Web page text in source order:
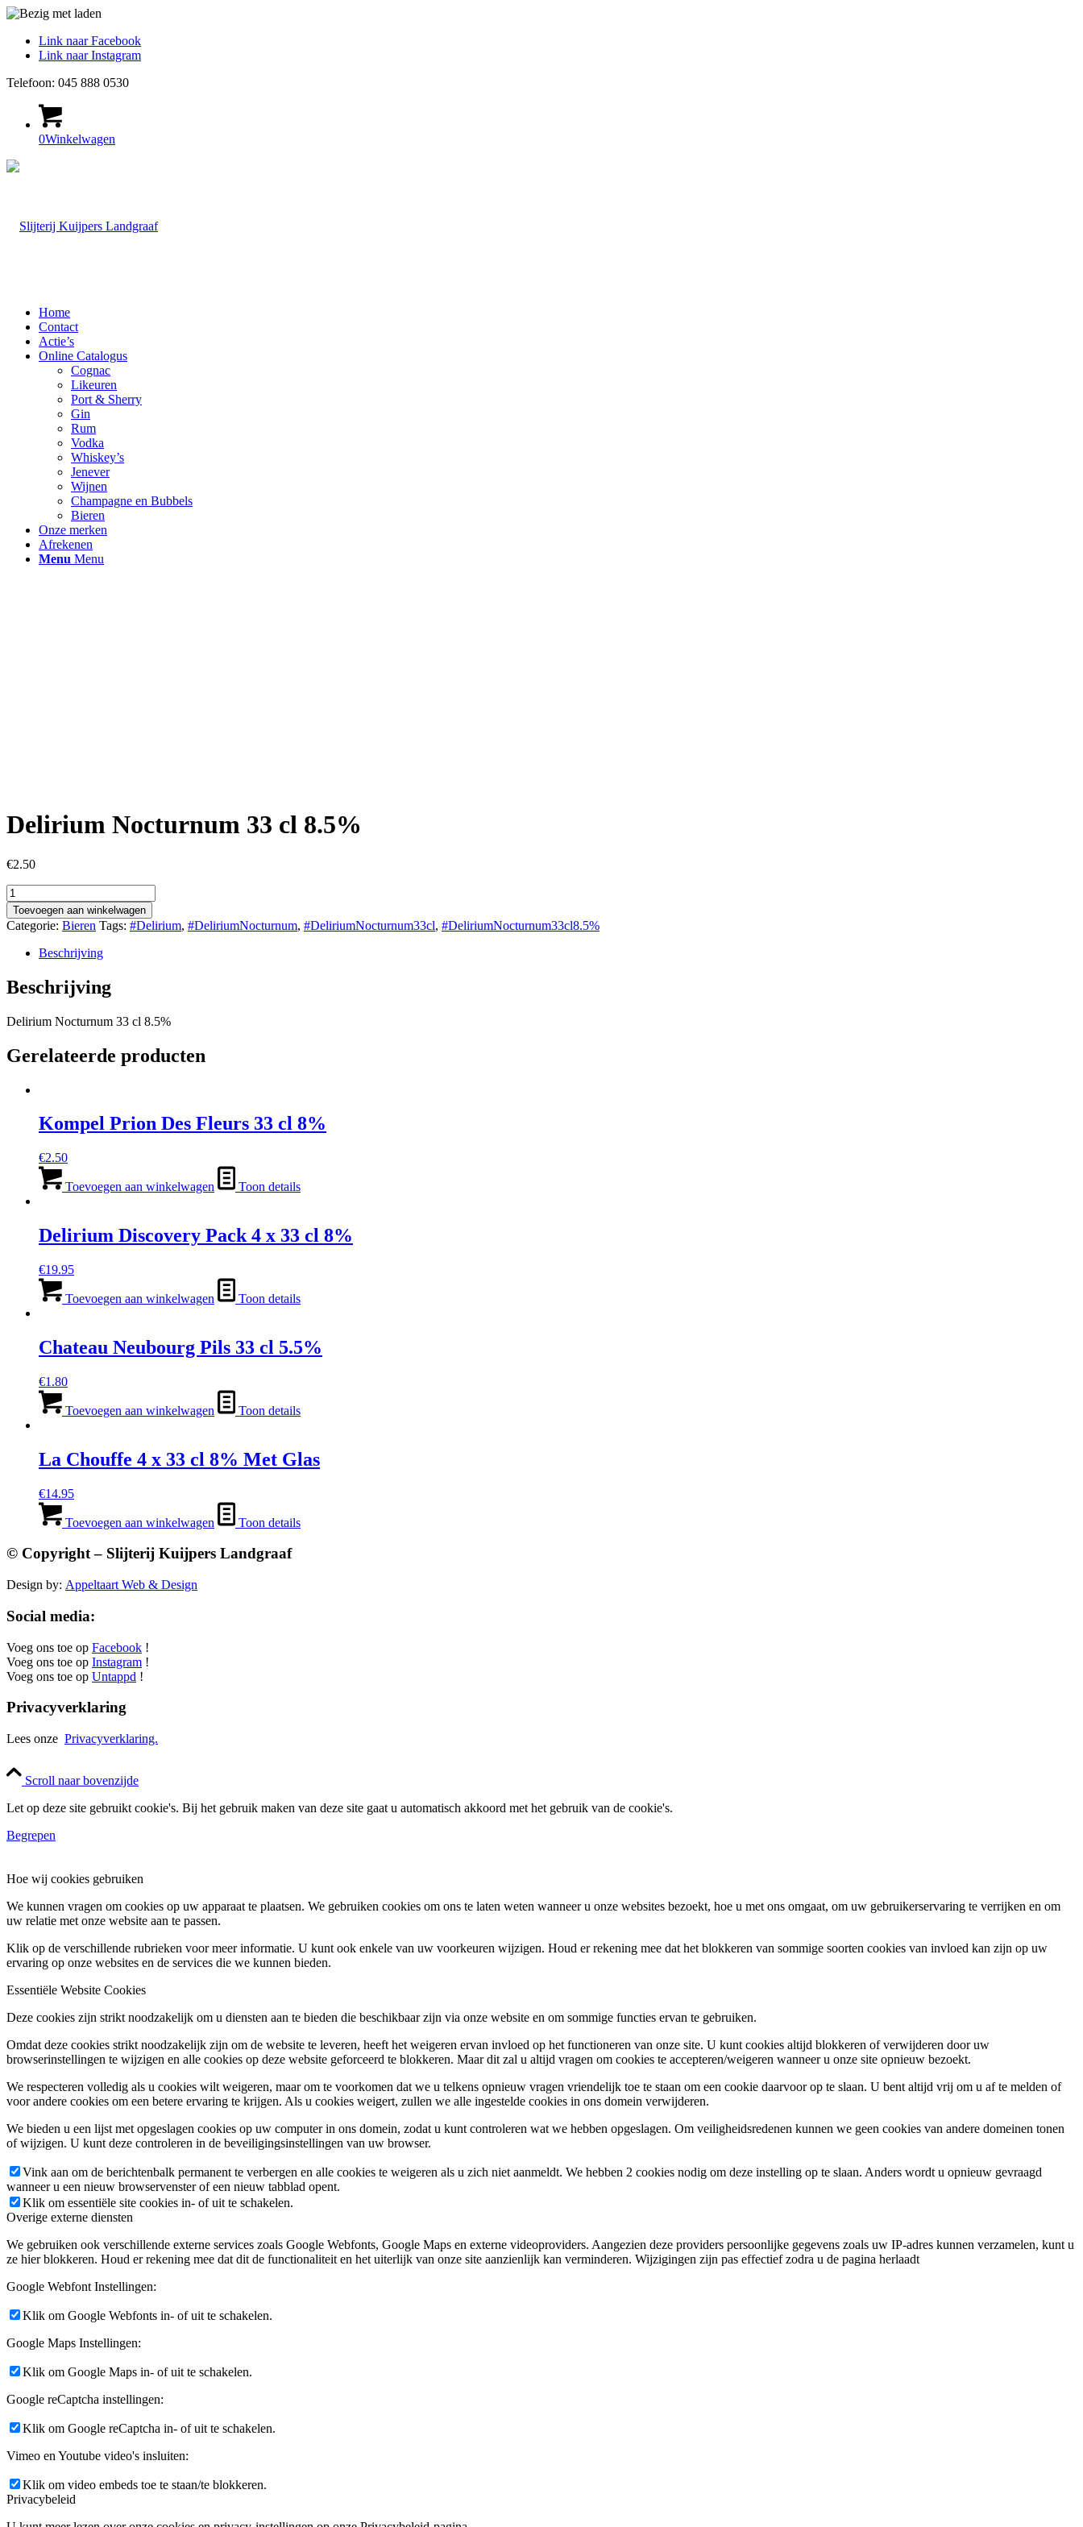
Link naar Facebook
Link naar Instagram
Telefoon: 045 888 0530
0Winkelwagen
Home
Contact
Actie’s
Online Catalogus
Cognac
Likeuren
Port & Sherry
Gin
Rum
Vodka
Whiskey’s
Jenever
Wijnen
Champagne en Bubbels
Bieren
Onze merken
Afrekenen
Menu Menu
Delirium Nocturnum 33 cl 8.5%
€2.50
Delirium
Nocturnum
33
cl
8.5%
Toevoegen aan winkelwagen
Categorie: Bieren Tags: #Delirium, #DeliriumNocturnum, #DeliriumNocturnum33cl, #DeliriumNocturnum33cl8.5%
Beschrijving
Beschrijving
Delirium Nocturnum 33 cl 8.5%
Gerelateerde producten
Kompel Prion Des Fleurs 33 cl 8%
€2.50
Toevoegen aan winkelwagen Toon details
Delirium Discovery Pack 4 x 33 cl 8%
€19.95
Toevoegen aan winkelwagen Toon details
Chateau Neubourg Pils 33 cl 5.5%
€1.80
Toevoegen aan winkelwagen Toon details
La Chouffe 4 x 33 cl 8% Met Glas
€14.95
Toevoegen aan winkelwagen Toon details
© Copyright – Slijterij Kuijpers Landgraaf
Design by: Appeltaart Web & Design
Social media:
Voeg ons toe op Facebook !
Voeg ons toe op Instagram !
Voeg ons toe op Untappd !
Privacyverklaring
Lees onze Privacyverklaring.
Scroll naar bovenzijde
Let op deze site gebruikt cookie's. Bij het gebruik maken van deze site gaat u automatisch akkoord met het gebruik van de cookie's.
Begrepen
Hoe wij cookies gebruiken
We kunnen vragen om cookies op uw apparaat te plaatsen. We gebruiken cookies om ons te laten weten wanneer u onze websites bezoekt, hoe u met ons omgaat, om uw gebruikerservaring te verrijken en om
uw relatie met onze website aan te passen.
Klik op de verschillende rubrieken voor meer informatie. U kunt ook enkele van uw voorkeuren wijzigen. Houd er rekening mee dat het blokkeren van sommige soorten cookies van invloed kan zijn op uw
ervaring op onze websites en de services die we kunnen bieden.
Essentiële Website Cookies
Deze cookies zijn strikt noodzakelijk om u diensten aan te bieden die beschikbaar zijn via onze website en om sommige functies ervan te gebruiken.
Omdat deze cookies strikt noodzakelijk zijn om de website te leveren, heeft het weigeren ervan invloed op het functioneren van onze site. U kunt cookies altijd blokkeren of verwijderen door uw
browserinstellingen te wijzigen en alle cookies op deze website geforceerd te blokkeren. Maar dit zal u altijd vragen om cookies te accepteren/weigeren wanneer u onze site opnieuw bezoekt.
We respecteren volledig als u cookies wilt weigeren, maar om te voorkomen dat we u telkens opnieuw vragen vriendelijk toe te staan om een cookie daarvoor op te slaan. U bent altijd vrij om u af te melden of
voor andere cookies om een betere ervaring te krijgen. Als u cookies weigert, zullen we alle ingestelde cookies in ons domein verwijderen.
We bieden u een lijst met opgeslagen cookies op uw computer in ons domein, zodat u kunt controleren wat we hebben opgeslagen. Om veiligheidsredenen kunnen we geen cookies van andere domeinen tonen
of wijzigen. U kunt deze controleren in de beveiligingsinstellingen van uw browser.
Vink aan om de berichtenbalk permanent te verbergen en alle cookies te weigeren als u zich niet aanmeldt. We hebben 2 cookies nodig om deze instelling op te slaan. Anders wordt u opnieuw gevraagd
wanneer u een nieuw browservenster of een nieuw tabblad opent.
Klik om essentiële site cookies in- of uit te schakelen.
Overige externe diensten
We gebruiken ook verschillende externe services zoals Google Webfonts, Google Maps en externe videoproviders. Aangezien deze providers persoonlijke gegevens zoals uw IP-adres kunnen verzamelen, kunt u
ze hier blokkeren. Houd er rekening mee dat dit de functionaliteit en het uiterlijk van onze site aanzienlijk kan verminderen. Wijzigingen zijn pas effectief zodra u de pagina herlaadt
Google Webfont Instellingen:
Klik om Google Webfonts in- of uit te schakelen.
Google Maps Instellingen:
Klik om Google Maps in- of uit te schakelen.
Google reCaptcha instellingen:
Klik om Google reCaptcha in- of uit te schakelen.
Vimeo en Youtube video's insluiten:
Klik om video embeds toe te staan/te blokkeren.
Privacybeleid